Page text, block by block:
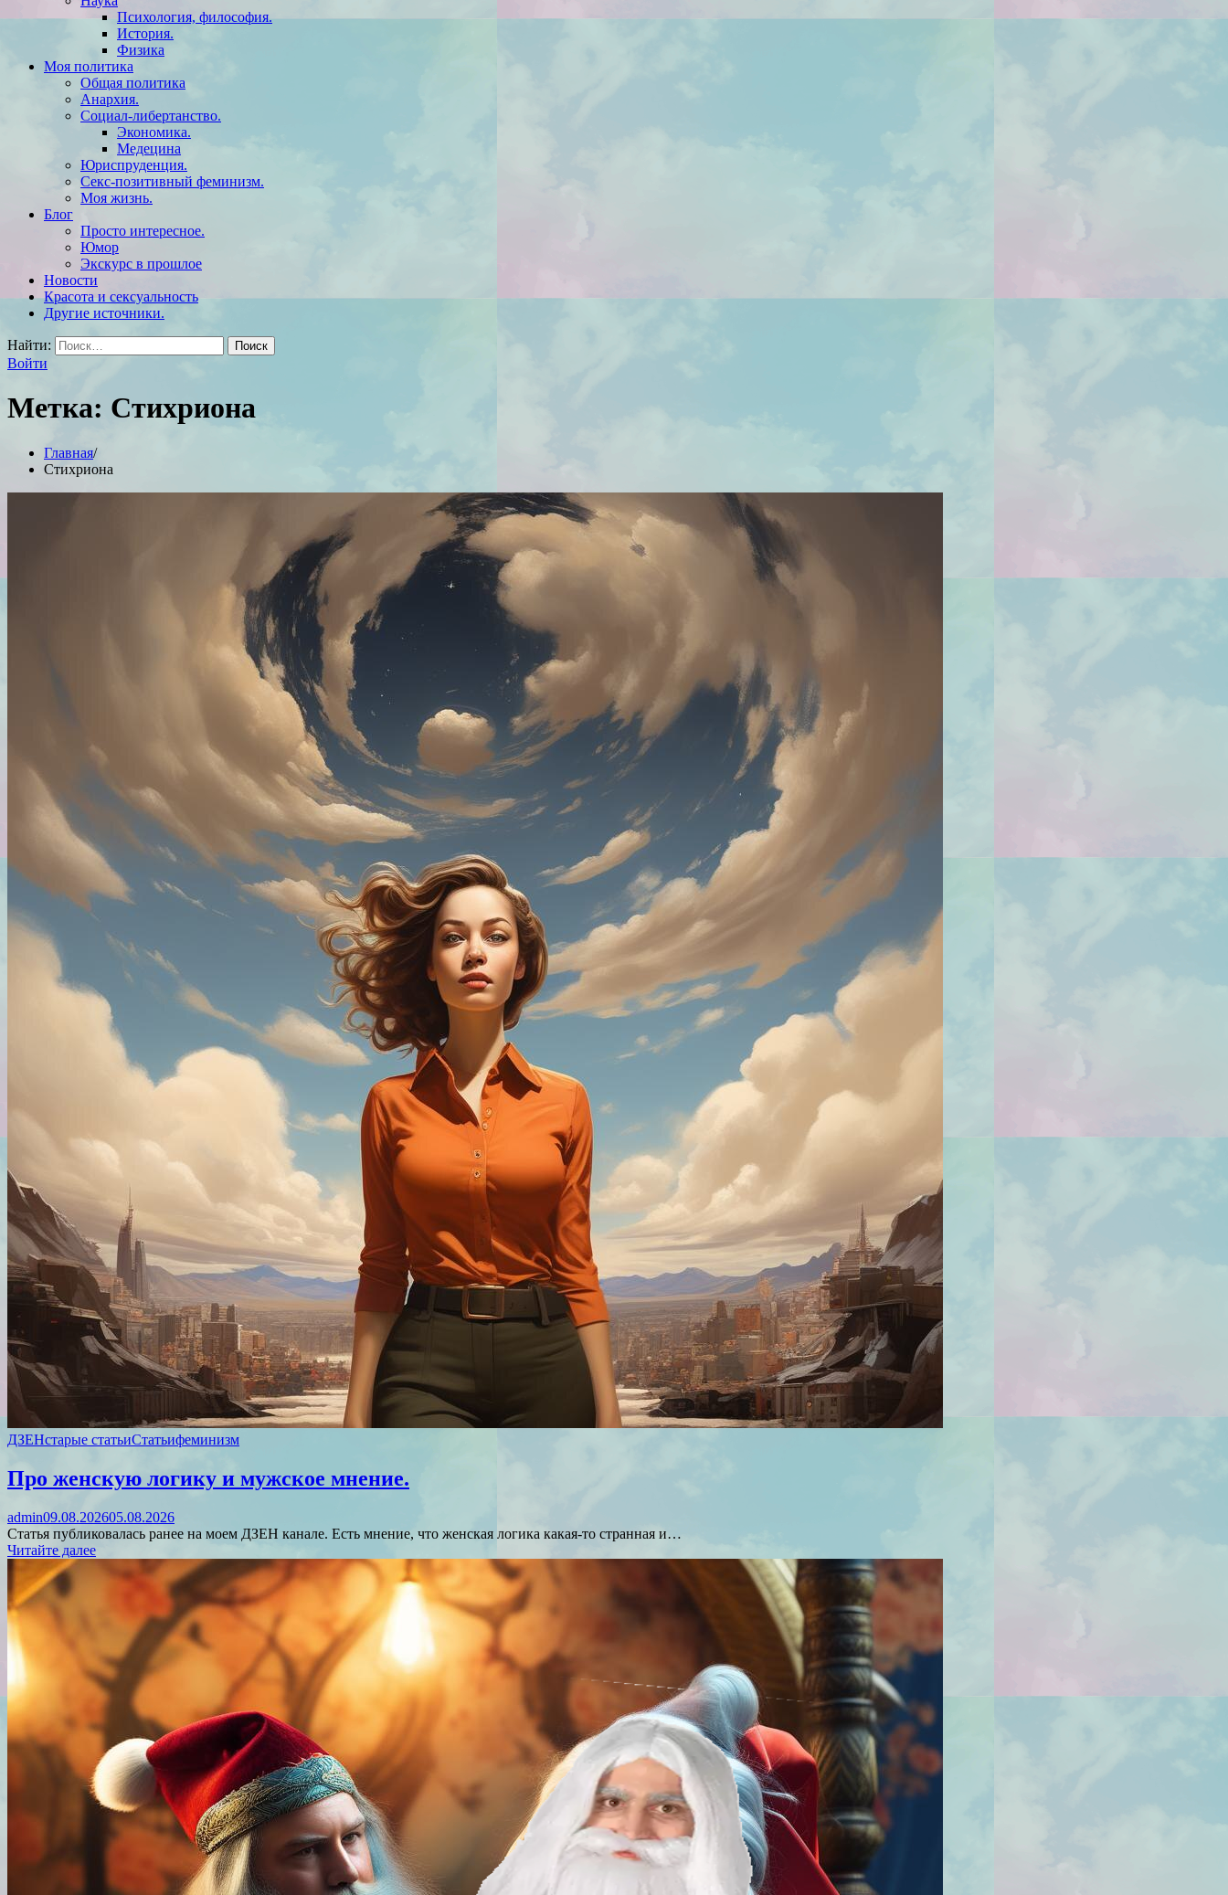
Психология, философия.
История.
Физика
Моя политика
Общая политика
Анархия.
Социал-либертанство.
Экономика.
Медецина
Юриспруденция.
Секс-позитивный феминизм.
Моя жизнь.
Блог
Просто интересное.
Юмор
Экскурс в прошлое
Новости
Красота и сексуальность
Другие источники.
Найти:
Войти
Метка: Стихриона
Главная
Стихриона
ДЗЕНстарые статьиСтатьифеминизм
Про женскую логику и мужское мнение.
admin09.08.202605.08.2026
Статья публиковалась ранее на моем ДЗЕН канале. Есть мнение, что женская логика какая-то странная и…
Читайте далее